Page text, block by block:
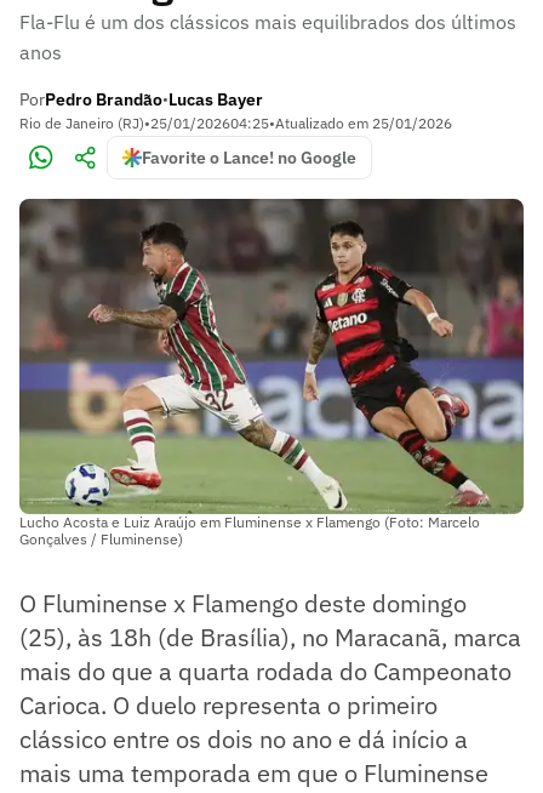
Fla-Flu é um dos clássicos mais equilibrados dos últimos
anos
PorPedro Brandão•Lucas Bayer
Rio de Janeiro (RJ)•25/01/202604:25•Atualizado em 25/01/2026
Favorite o Lance! no Google
Lucho Acosta e Luiz Araújo em Fluminense x Flamengo (Foto: Marcelo
Gonçalves / Fluminense)
O Fluminense x Flamengo deste domingo
(25), às 18h (de Brasília), no Maracanã, marca
mais do que a quarta rodada do Campeonato
Carioca. O duelo representa o primeiro
clássico entre os dois no ano e dá início a
mais uma temporada em que o Fluminense